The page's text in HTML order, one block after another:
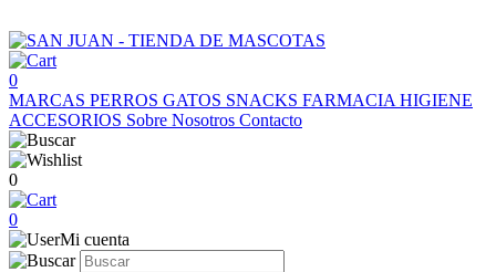
0
MARCAS PERROS GATOS SNACKS FARMACIA HIGIENE
ACCESORIOS Sobre Nosotros Contacto
0
0
Mi cuenta